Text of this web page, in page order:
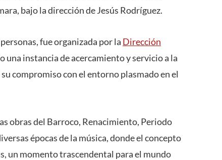
bajo la dirección de Jesús Rodríguez.
fue organizada por la Dirección
una instancia de acercamiento y servicio a la
compromiso con el entorno plasmado en el
obras del Barroco, Renacimiento, Periodo
épocas de la música, donde el concepto
un momento trascendental para el mundo